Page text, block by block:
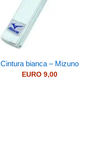
Cintura bianca – Mizuno
EURO9,00